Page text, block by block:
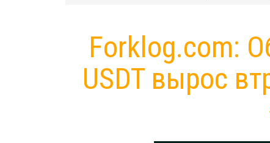
Forklog.com:
USDT вырос